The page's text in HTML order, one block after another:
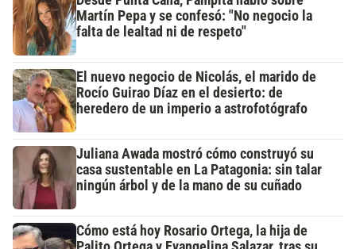
Martín Pepa y se confesó: "No negocio la
falta de lealtad ni de respeto"
El nuevo negocio de Nicolás, el marido de
Rocío Guirao Díaz en el desierto: de
heredero de un imperio a astrofotógrafo
Juliana Awada mostró cómo construyó su
casa sustentable en La Patagonia: sin talar
ningún árbol y de la mano de su cuñado
Cómo está hoy Rosario Ortega, la hija de